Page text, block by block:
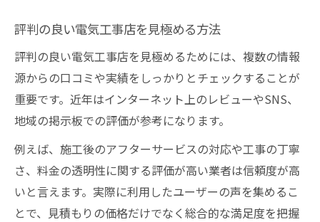
評判の良い電気工事店を見極める方法
評判の良い電気工事店を見極めるためには、複数の情報
源からの口コミや実績をしっかりとチェックすることが
重要です。近年はインターネット上のレビューやSNS、
地域の掲示板での評価が参考になります。
例えば、施工後のアフターサービスの対応や工事の丁寧
さ、料金の透明性に関する評価が高い業者は信頼度が高
いと言えます。実際に利用したユーザーの声を集めるこ
とで、見積もりの価格だけでなく総合的な満足度を把握